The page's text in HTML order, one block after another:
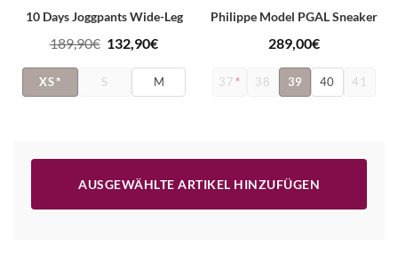
10 Days Joggpants Wide-Leg
189,90€ Ursprünglicher
Preis
war:
132,90€Aktueller
Preis
ist:
XS* S M
Philippe Model PGAL Sneaker
289,00€
37* 38 39 40 41
AUSGEWÄHLTE ARTIKEL HINZUFÜGEN